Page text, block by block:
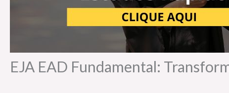
EJA EAD Fundamental: